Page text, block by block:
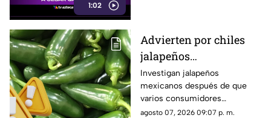
1:02
Advierten por chiles
jalapeños
CONTAMINADOS de
salmonella; hay más de
300 casos confirmados
Investigan jalapeños
mexicanos después de que
varios consumidores
enfermaran tras consumir
agosto 07, 2026 09:07 p. m.